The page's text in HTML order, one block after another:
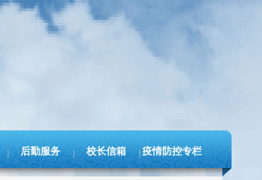
后勤服务 校长信箱 疫情防控专栏